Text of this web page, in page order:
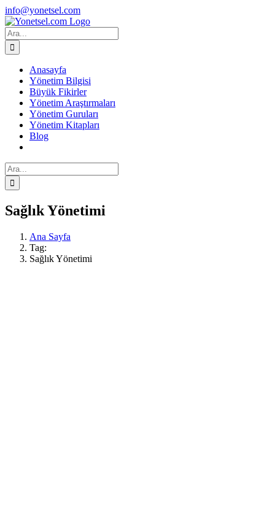
Skip
to
content
Facebook
X
Instagram
info@yonetsel.com
Ara:
Anasayfa
Yönetim Bilgisi
Büyük Fikirler
Yönetim Araştırmaları
Yönetim Guruları
Yönetim Kitapları
Blog
Ara:
Sağlık Yönetimi
Ana Sayfa
Tag:
Sağlık Yönetimi